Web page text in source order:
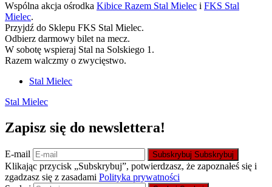
Wspólna akcja ośrodka Kibice Razem Stal Mielec i FKS Stal
Mielec.
Przyjdź do Sklepu FKS Stal Mielec.
Odbierz darmowy bilet na mecz.
W sobotę wspieraj Stal na Solskiego 1.
Razem walczmy o zwycięstwo.
Stal Mielec
Stal Mielec
Zapisz się do newslettera!
E-mail Subskrybuj Subskrybuj
Klikając przycisk „Subskrybuj”, potwierdzasz, że zapoznałeś się i
zgadzasz się z zasadami Polityka prywatności